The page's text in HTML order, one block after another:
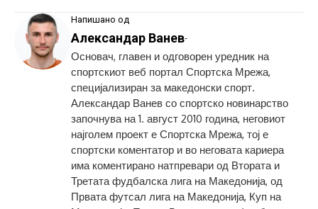
Напишано од
Александар Ванев-
Основач, главен и одговорен уредник на
спортскиот веб портал Спортска Мрежа,
специјализиран за македонски спорт.
Александар Ванев со спортско новинарство
започнува на 1. август 2010 година, неговиот
најголем проект е Спортска Мрежа, тој е
спортски коментатор и во неговата кариера
има коментирано натпревари од Втората и
Третата фудбалска лига на Македонија, од
Првата футсал лига на Македонија, Куп на